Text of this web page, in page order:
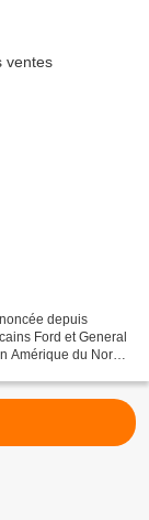
depuis
Ford et General
Amérique du Nord